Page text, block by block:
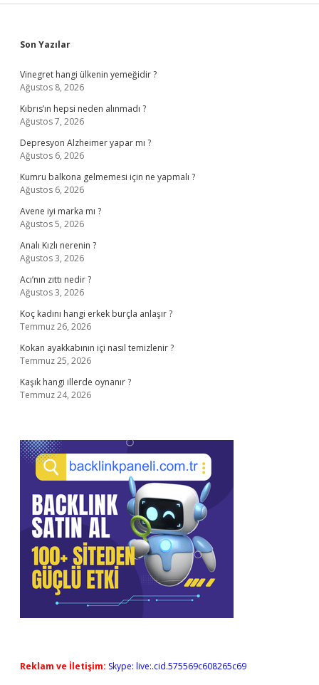
Sidebar
Son Yazılar
Vinegret hangi ülkenin yemeğidir ?
Ağustos 8, 2026
Kıbrıs’ın hepsi neden alınmadı ?
Ağustos 7, 2026
Depresyon Alzheimer yapar mı ?
Ağustos 6, 2026
Kumru balkona gelmemesi için ne yapmalı ?
Ağustos 6, 2026
Avene iyi marka mı ?
Ağustos 5, 2026
Analı Kızlı nerenin ?
Ağustos 3, 2026
Acı’nın zıttı nedir ?
Ağustos 3, 2026
Koç kadını hangi erkek burçla anlaşır ?
Temmuz 26, 2026
Kokan ayakkabının içi nasıl temizlenir ?
Temmuz 25, 2026
Kaşık hangi illerde oynanır ?
Temmuz 24, 2026
Reklam ve İletişim: Skype: live:.cid.575569c608265c69